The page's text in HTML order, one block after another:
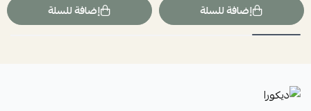
إضافة للسلة إضافة للسلة